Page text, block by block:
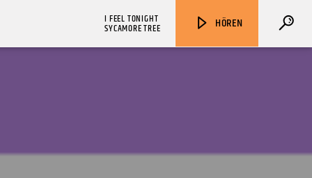
HÖREN
I FEEL TONIGHT
SYCAMORE TREE